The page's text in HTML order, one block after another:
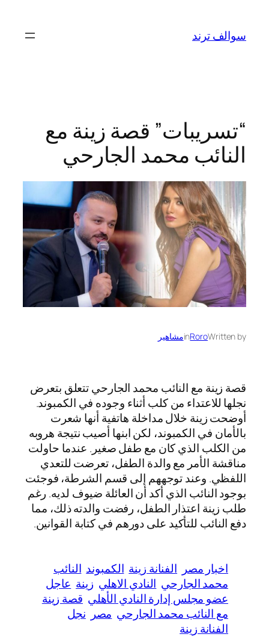
المحتوى
سوالف ترند
“تسريبات” قصة زينة مع
النائب محمد الجارحي
Written by
Roro
inمشاهير
قصة زينة مع النائب محمد الجارحي تتعلق بتعرض
نجلها للاعتداء من كلب أثناء وجوده في الكمبوند.
أوضحت زينة خلال مداخلة هاتفية أنها شعرت
بالأمان في الكمبوند، لكن ابنها أصيب نتيجة هروبه
من الكلب الذي كان مع طفل صغير. عندما حاولت
مناقشة الأمر مع والدة الطفل، تعرضت للتعدي
اللفظي. وعند توجههم إلى قسم الشرطة، فوجئت
بوجود النائب الذي أكد أن العائلة ضيوف لديه. رغم
طلب زينة اعتذار الطفل، رفضت والدته ذلك، مما
دفع النائب للتأكيد على دورهم في كتابة القوانين.
اخبار مصر الفنانة زينة الكمبوند النائب
محمد الجارحي النادي الاهلي زينة عاجل
عضو مجلس إدارة النادي الأهلي قصة زينة
مع النائب محمد الجارحي مصر نجل
الفنانة زينة